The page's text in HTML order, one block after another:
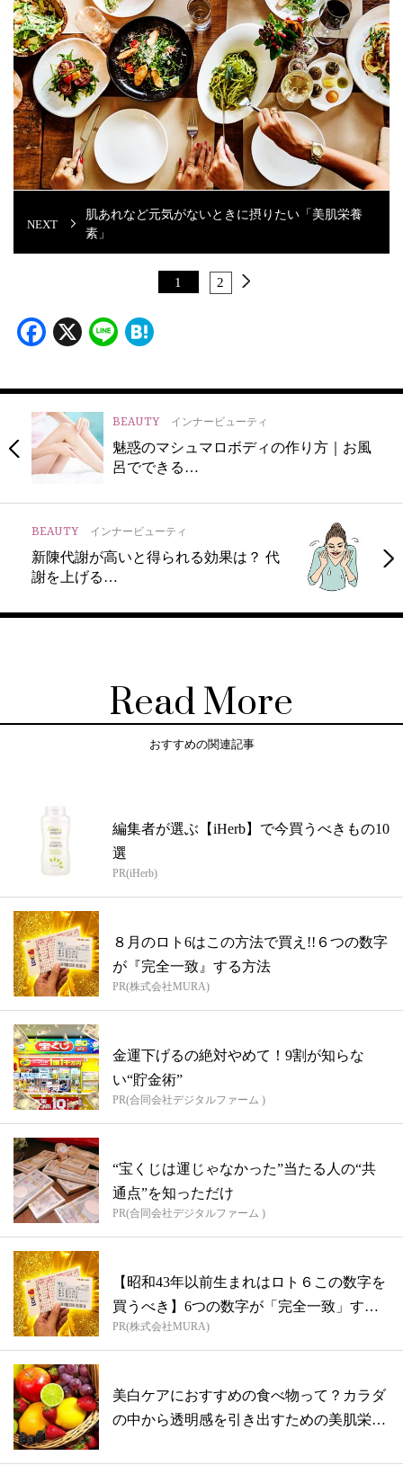
肌あれなど元気がないときに摂りたい「美肌栄養
素」
1 2
Facebook
X Line
BEAUTY インナービューティ
魅惑のマシュマロボディの作り方｜お風
呂でできる…
BEAUTY インナービューティ
新陳代謝が高いと得られる効果は？ 代
謝を上げる…
Read More
おすすめの関連記事
編集者が選ぶ【iHerb】で今買うべきもの10
選
PR(iHerb)
８月のロト6はこの方法で買え!!６つの数字
が『完全一致』する方法
PR(株式会社MURA)
金運下げるの絶対やめて！9割が知らな
い“貯金術”
PR(合同会社デジタルファーム )
“宝くじは運じゃなかった”当たる人の“共
通点”を知っただけ
PR(合同会社デジタルファーム )
【昭和43年以前生まれはロト６この数字を
買うべき】6つの数字が「完全一致」する
方...
PR(株式会社MURA)
美白ケアにおすすめの食べ物って？カラダ
の中から透明感を引き出すための美肌栄養